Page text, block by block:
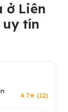
ở Liên
uy tín
4.7★ (12)